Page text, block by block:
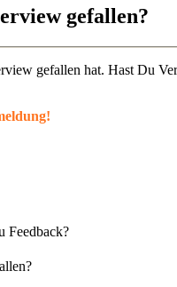
gefallen?
gefallen hat. Hast Du
Feedback?